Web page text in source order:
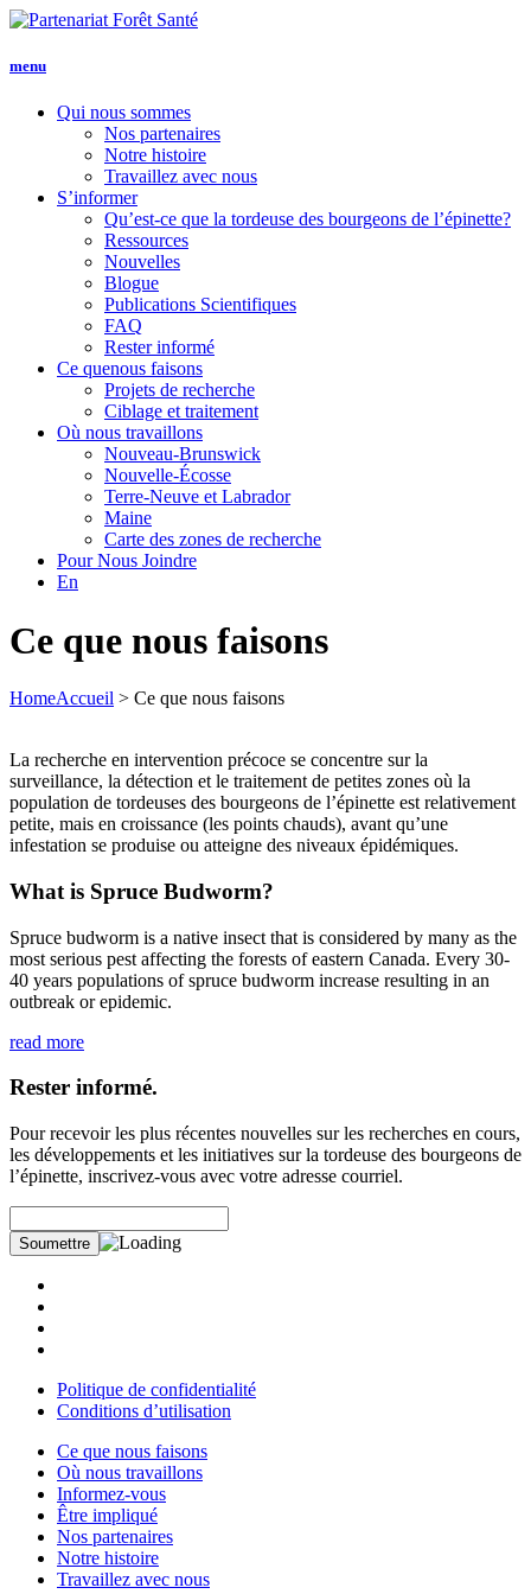
menu
Qui nous sommes
Nos partenaires
Notre histoire
Travaillez avec nous
S’informer
Qu’est-ce que la tordeuse des bourgeons de l’épinette?
Ressources
Nouvelles
Blogue
Publications Scientifiques
FAQ
Rester informé
Ce quenous faisons
Projets de recherche
Ciblage et traitement
Où nous travaillons
Nouveau-Brunswick
Nouvelle-Écosse
Terre-Neuve et Labrador
Maine
Carte des zones de recherche
Pour Nous Joindre
En
Ce que nous faisons
HomeAccueil > Ce que nous faisons
La recherche en intervention précoce se concentre sur la
surveillance, la détection et le traitement de petites zones où la
population de tordeuses des bourgeons de l’épinette est relativement
petite, mais en croissance (les points chauds), avant qu’une
infestation se produise ou atteigne des niveaux épidémiques.
What is Spruce Budworm?
Spruce budworm is a native insect that is considered by many as the
most serious pest affecting the forests of eastern Canada. Every 30-
40 years populations of spruce budworm increase resulting in an
outbreak or epidemic.
read more
Rester informé.
Pour recevoir les plus récentes nouvelles sur les recherches en cours,
les développements et les initiatives sur la tordeuse des bourgeons de
l’épinette, inscrivez-vous avec votre adresse courriel.
Politique de confidentialité
Conditions d’utilisation
Ce que nous faisons
Où nous travaillons
Informez-vous
Être impliqué
Nos partenaires
Notre histoire
Travaillez avec nous